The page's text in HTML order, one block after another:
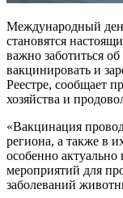
Международный
становятся
важно заботиться
вакцинировать и
Реестре, сообщает
хозяйства и
«Вакцинация
региона, а также в
особенно
мероприятий для
заболеваний